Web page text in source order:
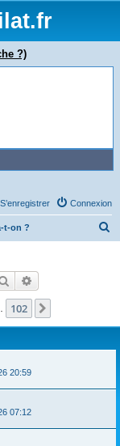
?)
Connexion
S’enregistrer
t-on ?
Rechercher
102
20:59
07:12